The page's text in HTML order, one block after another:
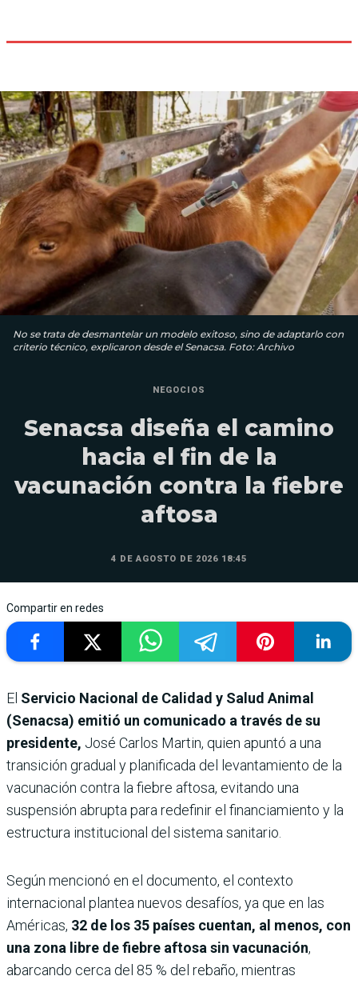
No se trata de desmantelar un modelo exitoso, sino de adaptarlo con
criterio técnico, explicaron desde el Senacsa. Foto: Archivo
NEGOCIOS
Senacsa diseña el camino
hacia el fin de la
vacunación contra la fiebre
aftosa
4 DE AGOSTO DE 2026 18:45
Compartir en redes
El Servicio Nacional de Calidad y Salud Animal
(Senacsa) emitió un comunicado a través de su
presidente, José Carlos Martin, quien apuntó a una
transición gradual y planificada del levantamiento de la
vacunación contra la fiebre aftosa, evitando una
suspensión abrupta para redefinir el financiamiento y la
estructura institucional del sistema sanitario.
Según mencionó en el documento, el contexto
internacional plantea nuevos desafíos, ya que en las
Américas, 32 de los 35 países cuentan, al menos, con
una zona libre de fiebre aftosa sin vacunación,
abarcando cerca del 85 % del rebaño, mientras